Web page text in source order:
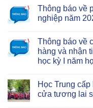
Thông báo về
nghiệp năm
Thông báo về
hàng và nhận
học kỳ I năm
Học Trung
cửa tương lai